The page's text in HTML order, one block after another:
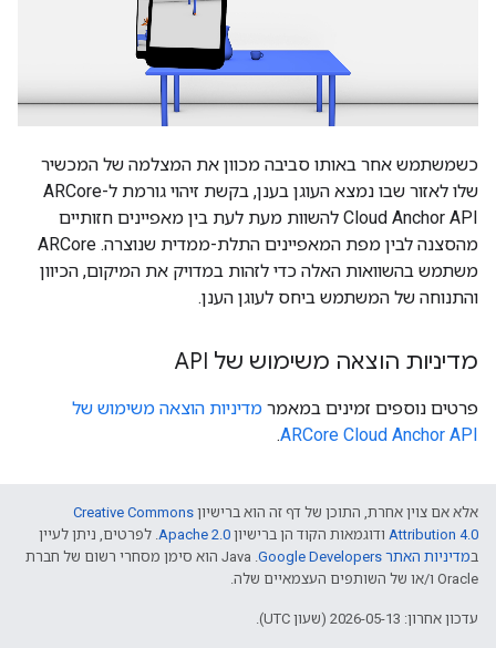
כשמשתמש אחר באותו סביבה מכוון את המצלמה של המכשיר
שלו לאזור שבו נמצא העוגן בענן, בקשת זיהוי גורמת ל-ARCore
Cloud Anchor API להשוות מעת לעת בין מאפיינים חזותיים
מהסצנה לבין מפת המאפיינים התלת-ממדית שנוצרה. ‫ARCore
משתמש בהשוואות האלה כדי לזהות במדויק את המיקום, הכיוון
והתנוחה של המשתמש ביחס לעוגן הענן.
מדיניות הוצאה משימוש של API
פרטים נוספים זמינים במאמר מדיניות הוצאה משימוש של
ARCore Cloud Anchor API
.
אלא אם צוין אחרת, התוכן של דף זה הוא ברישיון Creative Commons
Attribution 4.0 ודוגמאות הקוד הן ברישיון Apache 2.0 . לפרטים, ניתן לעיין
במדיניות האתר Google Developers‏
.‏ Java הוא סימן מסחרי רשום של חברת
Oracle ו/או של השותפים העצמאיים שלה.
עדכון אחרון: 2026-05-13 (שעון UTC).